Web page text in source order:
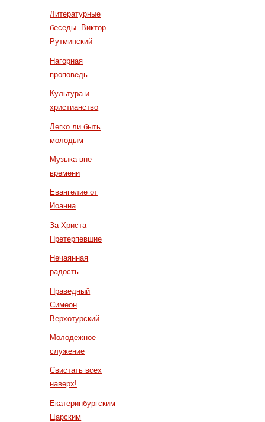
Литературные
беседы. Виктор
Рутминский
Нагорная
проповедь
Культура и
христианство
Легко ли быть
молодым
Музыка вне
времени
Евангелие от
Иоанна
За Христа
Претерпевшие
Нечаянная
радость
Праведный
Симеон
Верхотурский
Молодежное
служение
Свистать всех
наверх!
Екатеринбургским
Царским